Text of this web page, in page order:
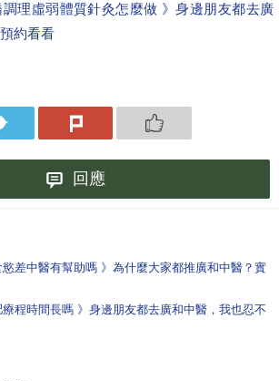
調理虛弱體質針灸怎麼做 》身邊朋友都去廣
約看看
回應
差中醫有幫助嗎 》為什麼大家都推廣和中醫？實
程時間長嗎 》身邊朋友都去廣和中醫，我也忍不